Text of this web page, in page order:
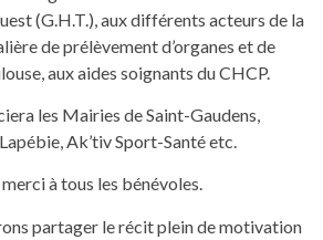
(G.H.T.), aux différents acteurs de la
de prélèvement d’organes et de
aux aides soignants du CHCP.
les Mairies de Saint-Gaudens,
Ak’tiv Sport-Santé etc.
à tous les bénévoles.
partager le récit plein de motivation